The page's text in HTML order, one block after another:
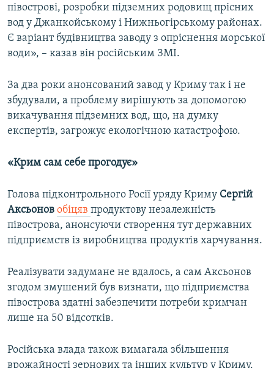
півострові, розробки підземних родовищ прісних
вод у Джанкойському і Нижньогірському районах.
Є варіант будівництва заводу з опріснення морської
води», – казав він російським ЗМІ.
За два роки анонсований завод у Криму так і не
збудували, а проблему вирішують за допомогою
викачування підземних вод, що, на думку
експертів, загрожує екологічною катастрофою.
«Крим сам себе прогодує»
Голова підконтрольного Росії уряду Криму Сергій
Аксьонов обіцяв продуктову незалежність
півострова, анонсуючи створення тут державних
підприємств із виробництва продуктів харчування.
Реалізувати задумане не вдалось, а сам Аксьонов
згодом змушений був визнати, що підприємства
півострова здатні забезпечити потреби кримчан
лише на 50 відсотків.
Російська влада також вимагала збільшення
врожайності зернових та інших культур у Криму.